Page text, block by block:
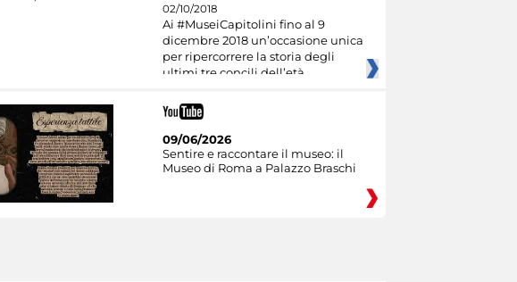
02/10/2018
Ai #MuseiCapitolini fino al 9
dicembre 2018 un’occasione unica
per ripercorrere la storia degli
ultimi tre concili dell’età
09/06/2026
Sentire e raccontare il museo: il
Museo di Roma a Palazzo Braschi